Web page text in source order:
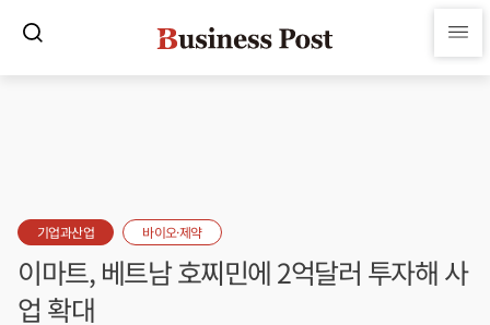
기업과산업 바이오·제약
이마트, 베트남 호찌민에 2억달러 투자해 사
업 확대